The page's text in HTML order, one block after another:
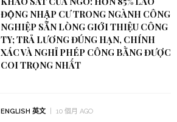
ĐỘNG NHẬP CƯ TRONG NGÀNH CÔNG
NGHIỆP SẴN LÒNG GIỚI THIỆU CÔNG
TY; TRẢ LƯƠNG ĐÚNG HẠN, CHÍNH
XÁC VÀ NGHỈ PHÉP CÔNG BẰNG ĐƯỢC
COI TRỌNG NHẤT
ENGLISH 英文 10 個月 AGO